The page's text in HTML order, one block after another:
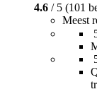
4.6 / 5 (101
Meest